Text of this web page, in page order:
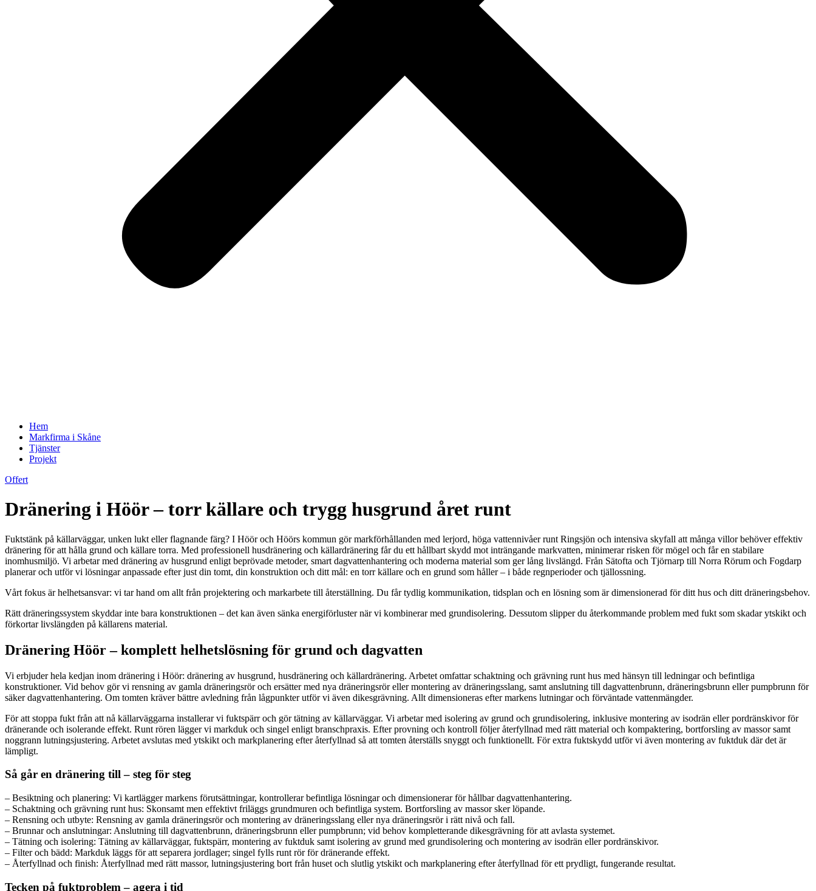
Hem
Markfirma i Skåne
Tjänster
Projekt
Offert
Dränering i Höör – torr källare och trygg husgrund året runt
Fuktstänk på källarväggar, unken lukt eller flagnande färg? I Höör och Höörs kommun gör markförhållanden med lerjord, höga vattennivåer runt Ringsjön och intensiva skyfall att många villor behöver effektiv
dränering för att hålla grund och källare torra. Med professionell husdränering och källardränering får du ett hållbart skydd mot inträngande markvatten, minimerar risken för mögel och får en stabilare
inomhusmiljö. Vi arbetar med dränering av husgrund enligt beprövade metoder, smart dagvattenhantering och moderna material som ger lång livslängd. Från Sätofta och Tjörnarp till Norra Rörum och Fogdarp
planerar och utför vi lösningar anpassade efter just din tomt, din konstruktion och ditt mål: en torr källare och en grund som håller – i både regnperioder och tjällossning.
Vårt fokus är helhetsansvar: vi tar hand om allt från projektering och markarbete till återställning. Du får tydlig kommunikation, tidsplan och en lösning som är dimensionerad för ditt hus och ditt dräneringsbehov.
Rätt dräneringssystem skyddar inte bara konstruktionen – det kan även sänka energiförluster när vi kombinerar med grundisolering. Dessutom slipper du återkommande problem med fukt som skadar ytskikt och
förkortar livslängden på källarens material.
Dränering Höör – komplett helhetslösning för grund och dagvatten
Vi erbjuder hela kedjan inom dränering i Höör: dränering av husgrund, husdränering och källardränering. Arbetet omfattar schaktning och grävning runt hus med hänsyn till ledningar och befintliga
konstruktioner. Vid behov gör vi rensning av gamla dräneringsrör och ersätter med nya dräneringsrör eller montering av dräneringsslang, samt anslutning till dagvattenbrunn, dräneringsbrunn eller pumpbrunn för
säker dagvattenhantering. Om tomten kräver bättre avledning från lågpunkter utför vi även dikesgrävning. Allt dimensioneras efter markens lutningar och förväntade vattenmängder.
För att stoppa fukt från att nå källarväggarna installerar vi fuktspärr och gör tätning av källarväggar. Vi arbetar med isolering av grund och grundisolering, inklusive montering av isodrän eller pordränskivor för
dränerande och isolerande effekt. Runt rören lägger vi markduk och singel enligt branschpraxis. Efter provning och kontroll följer återfyllnad med rätt material och kompaktering, bortforsling av massor samt
noggrann lutningsjustering. Arbetet avslutas med ytskikt och markplanering efter återfyllnad så att tomten återställs snyggt och funktionellt. För extra fuktskydd utför vi även montering av fuktduk där det är
lämpligt.
Så går en dränering till – steg för steg
– Besiktning och planering: Vi kartlägger markens förutsättningar, kontrollerar befintliga lösningar och dimensionerar för hållbar dagvattenhantering.
– Schaktning och grävning runt hus: Skonsamt men effektivt friläggs grundmuren och befintliga system. Bortforsling av massor sker löpande.
– Rensning och utbyte: Rensning av gamla dräneringsrör och montering av dräneringsslang eller nya dräneringsrör i rätt nivå och fall.
– Brunnar och anslutningar: Anslutning till dagvattenbrunn, dräneringsbrunn eller pumpbrunn; vid behov kompletterande dikesgrävning för att avlasta systemet.
– Tätning och isolering: Tätning av källarväggar, fuktspärr, montering av fuktduk samt isolering av grund med grundisolering och montering av isodrän eller pordränskivor.
– Filter och bädd: Markduk läggs för att separera jordlager; singel fylls runt rör för dränerande effekt.
– Återfyllnad och finish: Återfyllnad med rätt massor, lutningsjustering bort från huset och slutlig ytskikt och markplanering efter återfyllnad för ett prydligt, fungerande resultat.
Tecken på fuktproblem – agera i tid